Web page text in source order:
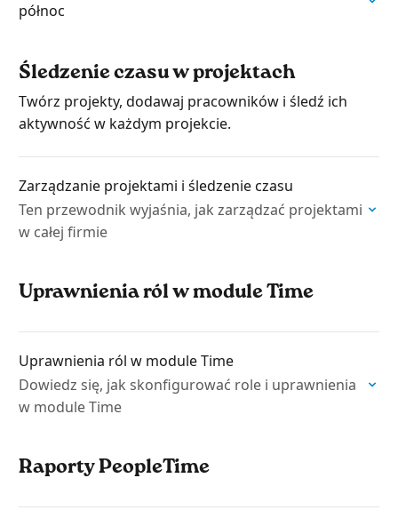
północ
Śledzenie czasu w projektach
Twórz projekty, dodawaj pracowników i śledź ich
aktywność w każdym projekcie.
Zarządzanie projektami i śledzenie czasu
Ten przewodnik wyjaśnia, jak zarządzać projektami
w całej firmie
Uprawnienia ról w module Time
Uprawnienia ról w module Time
Dowiedz się, jak skonfigurować role i uprawnienia
w module Time
Raporty PeopleTime